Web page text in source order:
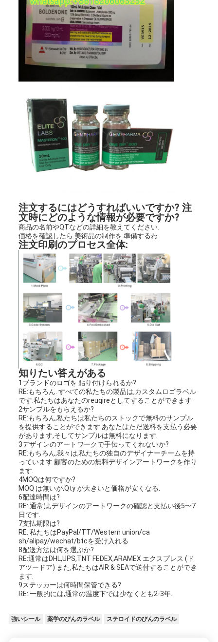
注文するにはどうすればいいですか? 注
文時にどのような情報が必要ですか?
商品の名前やQTなどの詳細を教えてください.
価格を確認したら 美術品の制作を 準備するわ
注文印刷のプロセス全体:
知りたい答えがある
1ブランドのロゴを 貼り付けられるか?
RE:もちろん. すべての私たちの製品は,カスタムロゴラベル
です.私たちはあなたのreuqireとしてすることができます
2サンプルをもらえるか?
RE:もちろん,私たちは私たちのストックで無料のサンプル
を提供することができます.あなたはただ送料を支払う必要
があります,そしてサンプルは無料になります.
3デザインのアートワークで手伝ってくれないか?
RE:もちろん,我々は,私たちの独自のデザイナーチームを持
っています 顧客のための無料デザインアートワークを作り
ます.
4MOQは何ですか?
MOQ は無いが,Qty が大きいと価格が安くなる.
6配達時間は?
RE: 通常は,デザインのアートワークの確認と支払い後5〜7
日です.
7支払期限は?
RE: 私たちはPayPal/TT/Western union/ca
sh/alipay/wechat/btcを受け入れる
8配送方法は何を選ぶか?
RE:通常はDHL,UPS,TNT FEDEX,ARAMEX エクスプレス (ド
アツードア) また,私たちはAIR & SEAで送付することができ
ます.
9ステッカーは何時間保管できる?
RE: 一般的には,通常の温度下では少なくとも2-3年.
強いシール 薬学のびんのラベル ステロイドのびんのラベル